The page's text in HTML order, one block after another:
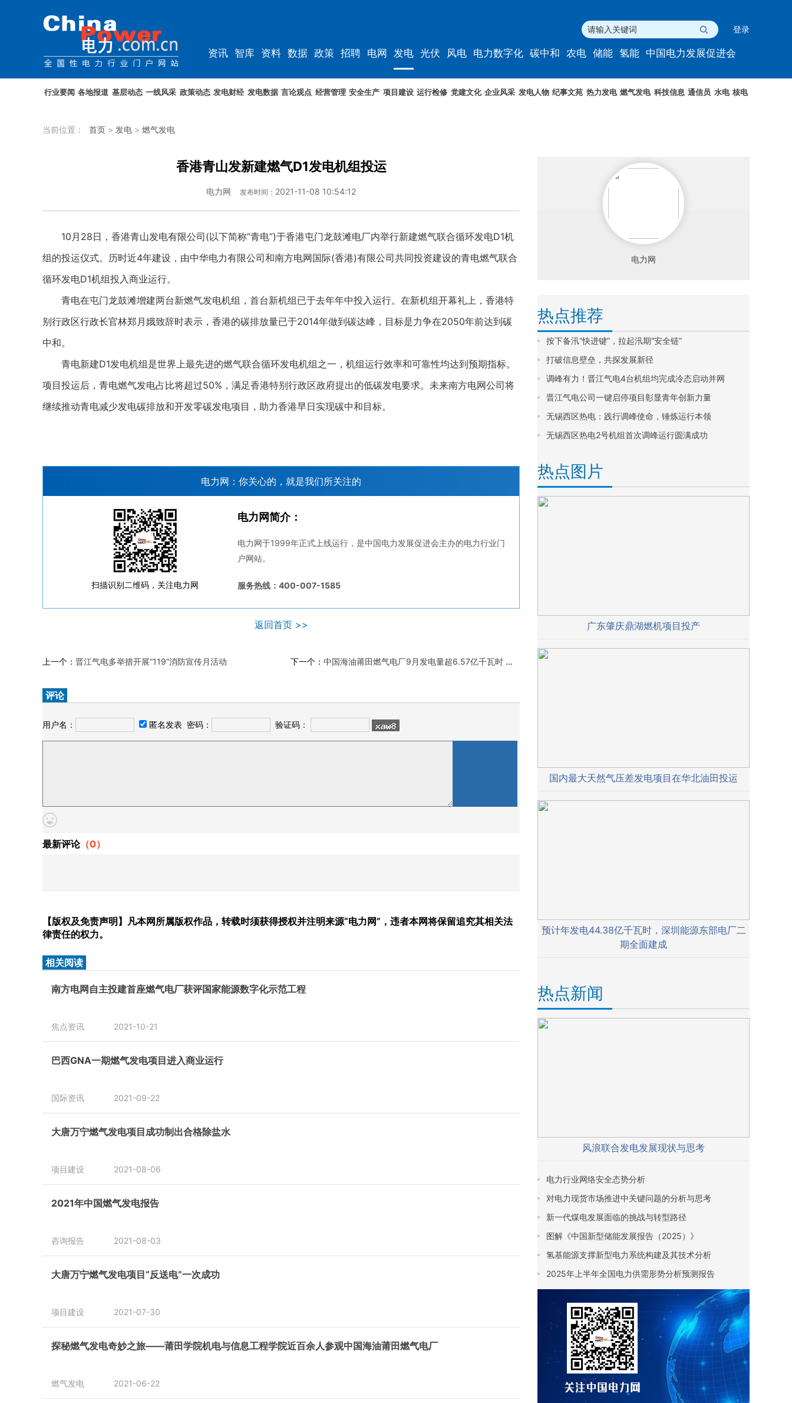
登录
资讯 智库 资料 数据 政策 招聘 电网 发电 光伏 风电 电力数字化 碳中和 农电 储能 氢能 中国电力发展促进会
行业要闻 各地报道 基层动态 一线风采 政策动态 发电财经 发电数据 言论观点 经营管理 安全生产 项目建设 运行检修 党建文化 企业风采 发电人物 纪事文苑 热力发电 燃气发电 科技信息 通信员 水电 核电
当前位置： 首页 > 发电 > 燃气发电
香港青山发新建燃气D1发电机组投运
电力网 发布时间： 2021-11-08 10:54:12
10月28日，香港青山发电有限公司(以下简称“青电”)于香港屯门龙鼓滩电厂内举行新建燃气联合循环发电D1机
组的投运仪式。历时近4年建设，由中华电力有限公司和南方电网国际(香港)有限公司共同投资建设的青电燃气联合
循环发电D1机组投入商业运行。
青电在屯门龙鼓滩增建两台新燃气发电机组，首台新机组已于去年年中投入运行。在新机组开幕礼上，香港特
别行政区行政长官林郑月娥致辞时表示，香港的碳排放量已于2014年做到碳达峰，目标是力争在2050年前达到碳
中和。
青电新建D1发电机组是世界上最先进的燃气联合循环发电机组之一，机组运行效率和可靠性均达到预期指标。
项目投运后，青电燃气发电占比将超过50%，满足香港特别行政区政府提出的低碳发电要求。未来南方电网公司将
继续推动青电减少发电碳排放和开发零碳发电项目，助力香港早日实现碳中和目标。
电力网：你关心的，就是我们所关注的
扫描识别二维码，关注电力网
电力网简介：
电力网于1999年正式上线运行，是中国电力发展促进会主办的电力行业门
户网站。
服务热线：400-007-1585
返回首页 >>
上一个： 晋江气电多举措开展“119”消防宣传月活动 下一个：中国海油莆田燃气电厂9月发电量超6.57亿千瓦时 火力全开保疫情供电
评论
用户名： 匿名发表 密码： 验证码：
最新评论（0）
【版权及免责声明】凡本网所属版权作品，转载时须获得授权并注明来源“电力网”，违者本网将保留追究其相关法
律责任的权力。
相关阅读
南方电网自主投建首座燃气电厂获评国家能源数字化示范工程
焦点资讯 2021-10-21
巴西GNA一期燃气发电项目进入商业运行
国际资讯 2021-09-22
大唐万宁燃气发电项目成功制出合格除盐水
项目建设 2021-08-06
2021年中国燃气发电报告
咨询报告 2021-08-03
大唐万宁燃气发电项目“反送电”一次成功
项目建设 2021-07-30
探秘燃气发电奇妙之旅——莆田学院机电与信息工程学院近百余人参观中国海油莆田燃气电厂
燃气发电 2021-06-22
电力网
热点推荐
按下备汛“快进键”，拉起汛期“安全链”
打破信息壁垒，共探发展新径
调峰有力！晋江气电4台机组均完成冷态启动并网
晋江气电公司一键启停项目彰显青年创新力量
无锡西区热电：践行调峰使命，锤炼运行本领
无锡西区热电2号机组首次调峰运行圆满成功
热点图片
广东肇庆鼎湖燃机项目投产
国内最大天然气压差发电项目在华北油田投运
预计年发电44.38亿千瓦时，深圳能源东部电厂二
期全面建成
热点新闻
风浪联合发电发展现状与思考
电力行业网络安全态势分析
对电力现货市场推进中关键问题的分析与思考
新一代煤电发展面临的挑战与转型路径
图解《中国新型储能发展报告（2025）》
氢基能源支撑新型电力系统构建及其技术分析
2025年上半年全国电力供需形势分析预测报告